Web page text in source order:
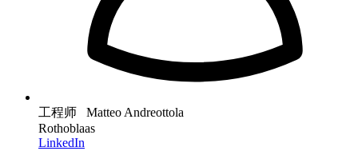
工程师 Matteo Andreottola
Rothoblaas
LinkedIn